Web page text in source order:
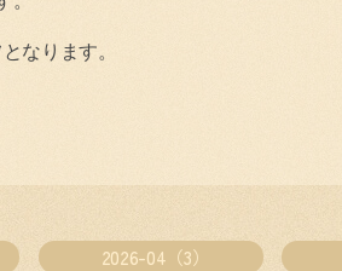
なります。
2026-04（3）